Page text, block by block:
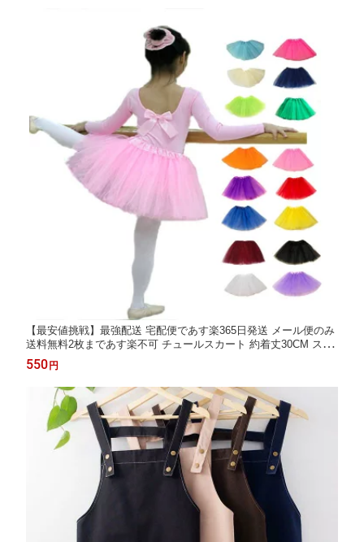
【最安値挑戦】最強配送 宅配便であす楽365日発送 メール便のみ
送料無料2枚まであす楽不可 チュールスカート 約着丈30CM スカ
ート 子供 チュチュスカート コスプレ キッズ ダンス衣装 20色 忘
年会 TUTU パニエ コスチューム ダンス衣装 イベント ハロウィン
550円